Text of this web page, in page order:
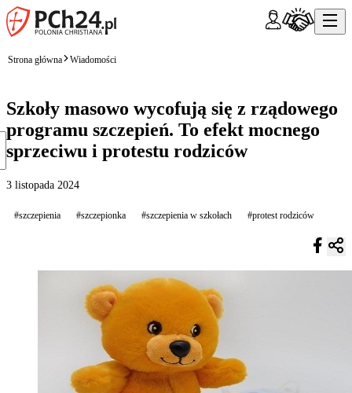
Strona główna Wiadomości
Szkoły masowo wycofują się z rządowego
programu szczepień. To efekt mocnego
sprzeciwu i protestu rodziców
3 listopada 2024
#szczepienia #szczepionka #szczepienia w szkołach #protest rodziców